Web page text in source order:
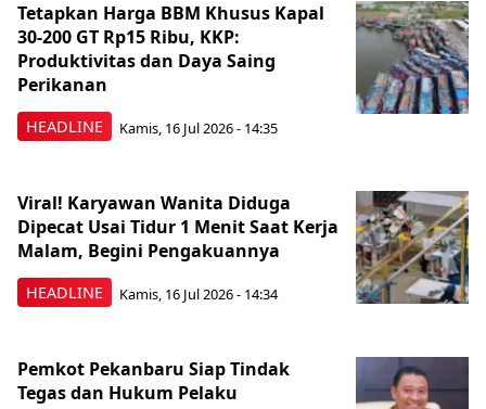
HEADLINE
Tetapkan Harga BBM Khusus Kapal
30-200 GT Rp15 Ribu, KKP:
Produktivitas dan Daya Saing
Perikanan
Kamis, 16 Jul 2026 - 14:35
HEADLINE
Viral! Karyawan Wanita Diduga
Dipecat Usai Tidur 1 Menit Saat Kerja
Malam, Begini Pengakuannya
Kamis, 16 Jul 2026 - 14:34
Pemkot Pekanbaru Siap Tindak
Tegas dan Hukum Pelaku